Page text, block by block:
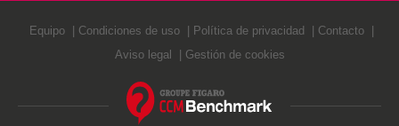
Equipo Condiciones de uso Política de privacidad
Contacto
Aviso legal
Gestión de cookies